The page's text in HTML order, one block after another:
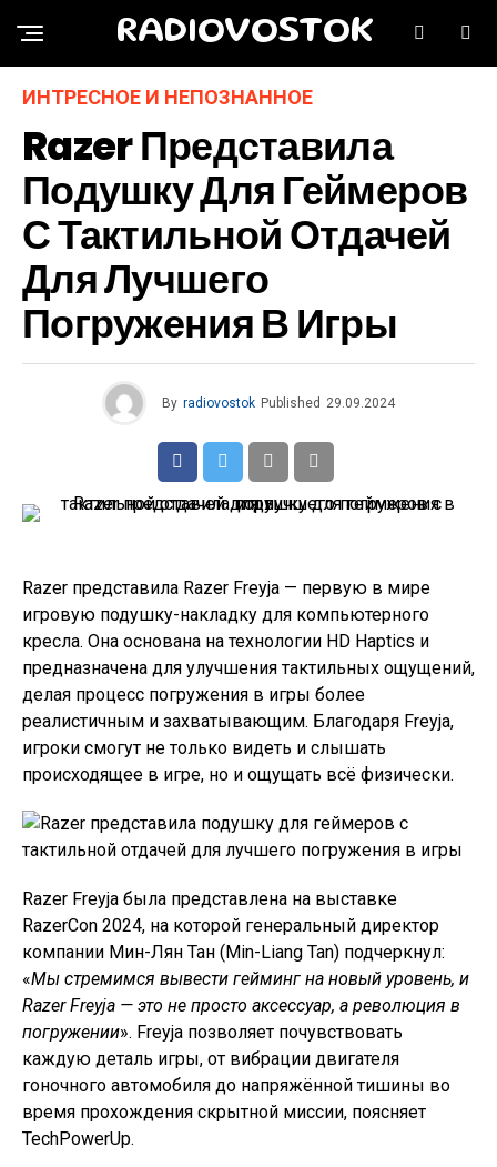
RADIOVOSTOK
ИНТРЕСНОЕ И НЕПОЗНАННОЕ
Razer Представила
Подушку Для Геймеров
С Тактильной Отдачей
Для Лучшего
Погружения В Игры
By radiovostok Published 29.09.2024
Razer представила Razer Freyja — первую в мире
игровую подушку-накладку для компьютерного
кресла. Она основана на технологии HD Haptics и
предназначена для улучшения тактильных ощущений,
делая процесс погружения в игры более
реалистичным и захватывающим. Благодаря Freyja,
игроки смогут не только видеть и слышать
происходящее в игре, но и ощущать всё физически.
Razer Freyja была представлена на выставке
RazerCon 2024, на которой генеральный директор
компании Мин-Лян Тан (Min-Liang Tan) подчеркнул:
«Мы стремимся вывести гейминг на новый уровень, и
Razer Freyja — это не просто аксессуар, а революция в
погружении». Freyja позволяет почувствовать
каждую деталь игры, от вибрации двигателя
гоночного автомобиля до напряжённой тишины во
время прохождения скрытной миссии, поясняет
TechPowerUp.